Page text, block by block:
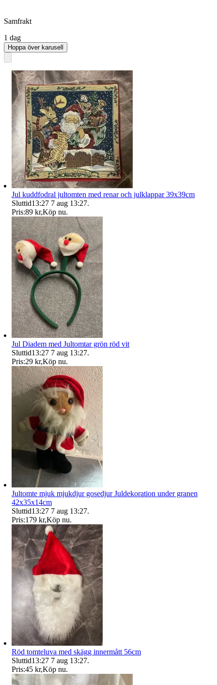
Samfrakt
1 dag
Hoppa över karusell
Jul kuddfodral jultomten med renar och julklappar 39x39cm
Sluttid13:27 7 aug 13:27.
Pris:89 kr,Köp nu.
Jul Diadem med Jultomtar grön röd vit
Sluttid13:27 7 aug 13:27.
Pris:29 kr,Köp nu.
Jultomte mjuk mjukdjur gosedjur Juldekoration under granen
42x35x14cm
Sluttid13:27 7 aug 13:27.
Pris:179 kr,Köp nu.
Röd tomteluva med skägg innermått 56cm
Sluttid13:27 7 aug 13:27.
Pris:45 kr,Köp nu.